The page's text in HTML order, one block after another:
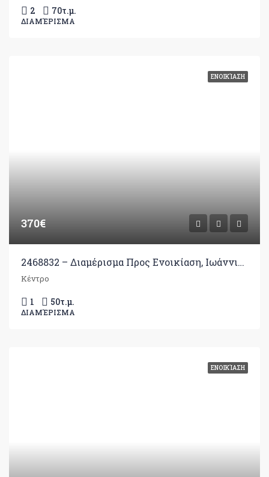
2 70τ.μ.
ΔΙΑΜΈΡΙΣΜΑ
ΕΝΟΙΚΊΑΣΗ
370€
2468832 – Διαμέρισμα Προς Ενοικίαση, Ιωάννινα, 50 τ.μ., €370
Κέντρο
1 50τ.μ.
ΔΙΑΜΈΡΙΣΜΑ
ΕΝΟΙΚΊΑΣΗ